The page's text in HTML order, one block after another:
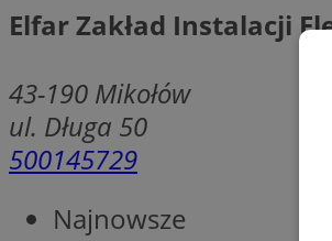
Elfar Zakład Instalacji
43-190 Mikołów
ul. Długa 50
500145729
Najnowsze